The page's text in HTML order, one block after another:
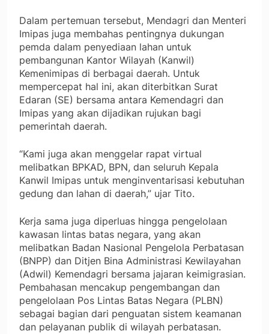
Dalam pertemuan tersebut, Mendagri dan Menteri
Imipas juga membahas pentingnya dukungan
pemda dalam penyediaan lahan untuk
pembangunan Kantor Wilayah (Kanwil)
Kemenimipas di berbagai daerah. Untuk
mempercepat hal ini, akan diterbitkan Surat
Edaran (SE) bersama antara Kemendagri dan
Imipas yang akan dijadikan rujukan bagi
pemerintah daerah.
“Kami juga akan menggelar rapat virtual
melibatkan BPKAD, BPN, dan seluruh Kepala
Kanwil Imipas untuk menginventarisasi kebutuhan
gedung dan lahan di daerah,” ujar Tito.
Kerja sama juga diperluas hingga pengelolaan
kawasan lintas batas negara, yang akan
melibatkan Badan Nasional Pengelola Perbatasan
(BNPP) dan Ditjen Bina Administrasi Kewilayahan
(Adwil) Kemendagri bersama jajaran keimigrasian.
Pembahasan mencakup pengembangan dan
pengelolaan Pos Lintas Batas Negara (PLBN)
sebagai bagian dari penguatan sistem keamanan
dan pelayanan publik di wilayah perbatasan.